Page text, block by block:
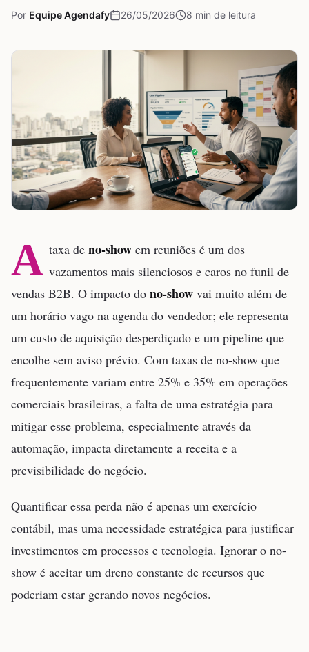
Por Equipe Agendafy 26/05/2026 8 min de leitura
A taxa de no-showem reuniões é um dos
vazamentos mais silenciosos e caros no funil de
vendas B2B. O impacto do no-show vai muito além de
um horário vago na agenda do vendedor; ele representa
um custo de aquisição desperdiçado e um pipeline que
encolhe sem aviso prévio. Com taxas de no-show que
frequentemente variam entre 25% e 35% em operações
comerciais brasileiras, a falta de uma estratégia para
mitigar esse problema, especialmente através da
automação, impacta diretamente a receita e a
previsibilidade do negócio.
Quantificar essa perda não é apenas um exercício
contábil, mas uma necessidade estratégica para justificar
investimentos em processos e tecnologia. Ignorar o no-
show é aceitar um dreno constante de recursos que
poderiam estar gerando novos negócios.